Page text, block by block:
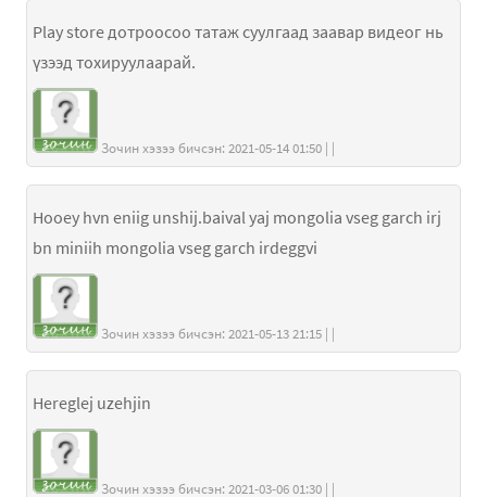
Play store дотроосоо татаж суулгаад заавар видеог нь
үзээд тохируулаарай.
Зочин хэзээ бичсэн: 2021-05-14 01:50 | |
Hooey hvn eniig unshij.baival yaj mongolia vseg garch irj
bn miniih mongolia vseg garch irdeggvi
Зочин хэзээ бичсэн: 2021-05-13 21:15 | |
Hereglej uzehjin
Зочин хэзээ бичсэн: 2021-03-06 01:30 | |